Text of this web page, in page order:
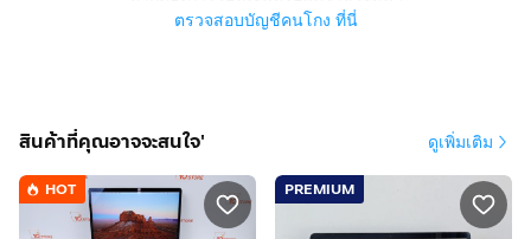
ตรวจสอบบัญชีคนโกง ที่นี่
สินค้าที่คุณอาจจะสนใจ' ดูเพิ่มเติม
HOT PREMIUM